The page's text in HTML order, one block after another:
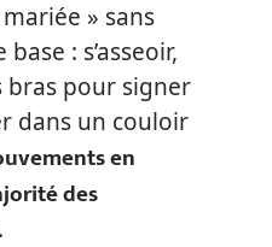
» sans
: s’asseoir,
bras pour signer
dans un couloir
en
des
.